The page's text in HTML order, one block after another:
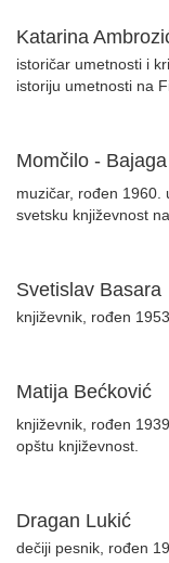
Katarina
istoričar umetnosti i
istoriju umetnosti na
Momčilo -
muzičar, rođen 1960.
svetsku književnost
Svetislav Basara
književnik, rođen
Matija Bećković
književnik, rođen
opštu književnost.
Dragan Lukić
dečiji pesnik, rođen